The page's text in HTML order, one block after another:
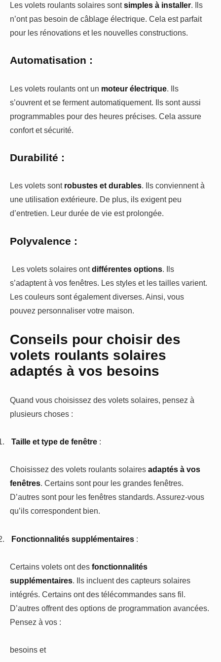
Les volets roulants solaires sontsimples à installer. Ils
n’ont pas besoin de câblage électrique. Cela est parfait
pour les rénovations et les nouvelles constructions.
Automatisation :
Les volets roulants ont un moteur électrique . Ils
s’ouvrent et se ferment automatiquement. Ils sont aussi
programmables pour des heures précises. Cela assure
confort et sécurité.
Durabilité :
Les volets sont robustes et durables. Ils conviennent à
une utilisation extérieure. De plus, ils exigent peu
d’entretien. Leur durée de vie est prolongée.
Polyvalence :
Les volets solaires ontdifférentes options. Ils
s’adaptent à vos fenêtres. Les styles et les tailles varient.
Les couleurs sont également diverses. Ainsi, vous
pouvez personnaliser votre maison.
Conseils pour choisir des
volets roulants solaires
adaptés à vos besoins
Quand vous choisissez des volets solaires, pensez à
plusieurs choses :
Taille et type de fenêtre :
Choisissez des volets roulants solaires adaptés à vos
fenêtres. Certains sont pour les grandes fenêtres.
D’autres sont pour les fenêtres standards. Assurez-vous
qu’ils correspondent bien.
Fonctionnalités supplémentaires :
Certains volets ont des fonctionnalités
supplémentaires. Ils incluent des capteurs solaires
intégrés. Certains ont des télécommandes sans fil.
D’autres offrent des options de programmation avancées.
Pensez à vos :
besoins et